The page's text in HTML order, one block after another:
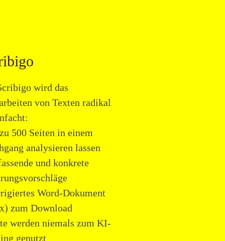
wird das
von Texten radikal
500 Seiten in einem
analysieren lassen
und konkrete
Word-Dokument
zum Download
werden niemals zum KI-
genutzt